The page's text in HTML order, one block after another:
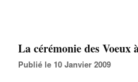
La cérémonie des
Publié le 10 Janvier 2009